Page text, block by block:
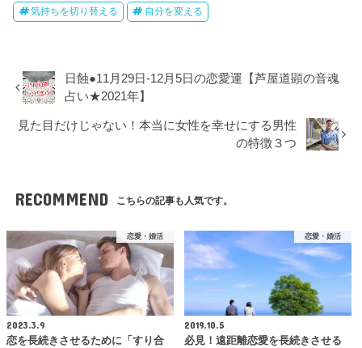
気持ちを切り替える 自分を変える
日蝕●11月29日-12月5日の恋愛運【芦屋道顕の音魂
占い★2021年】
見た目だけじゃない！本当に女性を幸せにする男性
の特徴３つ
RECOMMEND こちらの記事も人気です。
恋愛・婚活
2023.3.9
恋を長続きさせるために「すり合
恋愛・婚活
2019.10.5
必見！遠距離恋愛を長続きさせる